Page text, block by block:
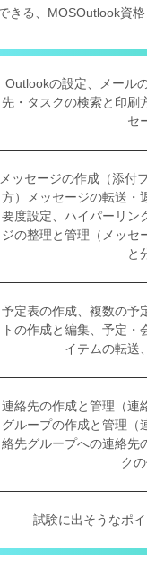
きる 、MOSOutlook資
Outlookの設定、メール
先・タスクの検索と印刷
セ
メッセージの作成（添付
方）メッセージの転送・
要度設定、ハイパーリン
ジの整理と管理（メッセ
と
予定表の作成、複数の予
トの作成と編集、予定
イテムの転送
連絡先の作成と管理（連
グループの作成と管理（
絡先グループへの連絡先
ク
試験に出そうなポ